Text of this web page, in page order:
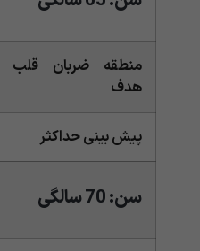
منطقه ضربان قلب
هدف
پیش بینی حداکثر
سن: 70 سالگی